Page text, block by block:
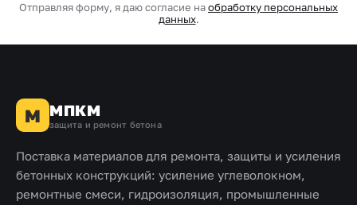
Отправляя форму, я даю согласие наобработку персональных
данных.
М МПКМ
защита и ремонт бетона
Поставка материалов для ремонта, защиты и усиления
бетонных конструкций: усиление углеволокном,
ремонтные смеси, гидроизоляция, промышленные